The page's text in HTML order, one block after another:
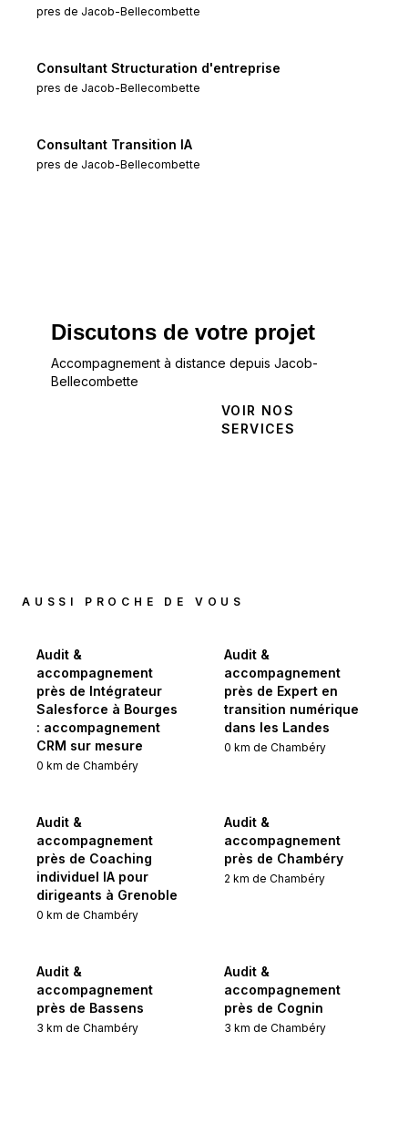
pres de Jacob-Bellecombette
Consultant Structuration d'entreprise
pres de Jacob-Bellecombette
Consultant Transition IA
pres de Jacob-Bellecombette
Discutons de votre projet
Accompagnement à distance depuis Jacob-
Bellecombette
VOIR NOS
SERVICES
AUSSI PROCHE DE VOUS
Audit &
accompagnement
près de Intégrateur
Salesforce à Bourges
: accompagnement
CRM sur mesure
0 km de Chambéry
Audit &
accompagnement
près de Expert en
transition numérique
dans les Landes
0 km de Chambéry
Audit &
accompagnement
près de Coaching
individuel IA pour
dirigeants à Grenoble
0 km de Chambéry
Audit &
accompagnement
près de Chambéry
2 km de Chambéry
Audit &
accompagnement
près de Bassens
3 km de Chambéry
Audit &
accompagnement
près de Cognin
3 km de Chambéry